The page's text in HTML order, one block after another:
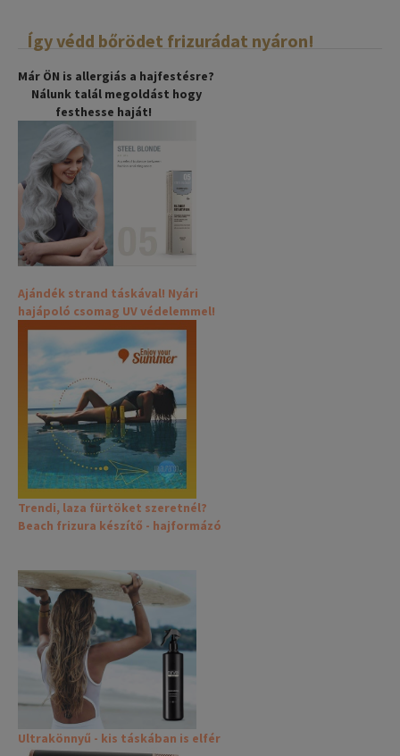
Így védd bőrödet frizurádat nyáron!
Már ÖN is allergiás a hajfestésre?
Nálunk talál megoldást hogy
festhesse haját!
Ajándék strand táskával! Nyári
hajápoló csomag UV védelemmel!
Trendi, laza fürtöket szeretnél?
Beach frizura készítő - hajformázó
Ultrakönnyű - kis táskában is elfér